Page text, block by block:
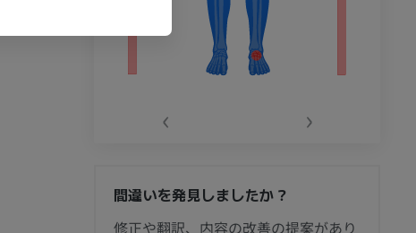
‹ ›
間違いを発見しましたか？
修正や翻訳、内容の改善の提案があり